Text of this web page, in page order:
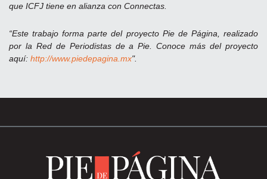
que ICFJ tiene en alianza con Connectas.
“Este trabajo forma parte del proyecto Pie de Página, realizado
por la Red de Periodistas de a Pie. Conoce más del proyecto
aquí: http://www.piedepagina.mx".